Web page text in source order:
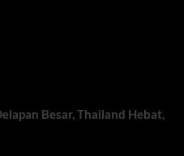
Besar, Thailand Hebat,